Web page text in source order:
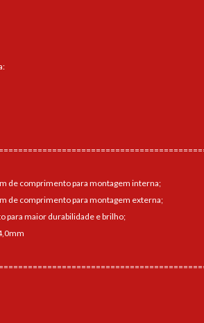
de comprimento para montagem interna;
de comprimento para montagem externa;
para maior durabilidade e brilho;